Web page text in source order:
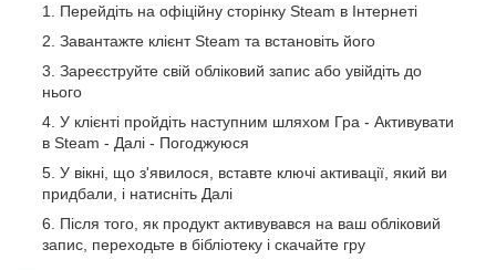
Перейдіть на офіційну сторінку Steam в Інтернеті
Завантажте клієнт Steam та встановіть його
Зареєструйте свій обліковий запис або увійдіть до
нього
У клієнті пройдіть наступним шляхом Гра - Активувати
в Steam - Далі - Погоджуюся
У вікні, що з'явилося, вставте ключі активації, який ви
придбали, і натисніть Далі
Після того, як продукт активувався на ваш обліковий
запис, переходьте в бібліотеку і скачайте гру